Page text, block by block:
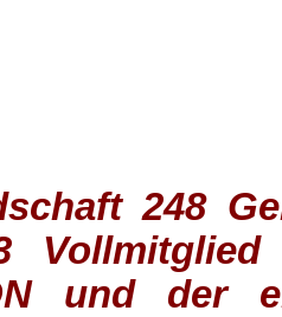
248
und der